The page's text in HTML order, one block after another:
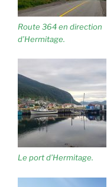
Route 364 en direction
d’Hermitage.
Le port d’Hermitage.